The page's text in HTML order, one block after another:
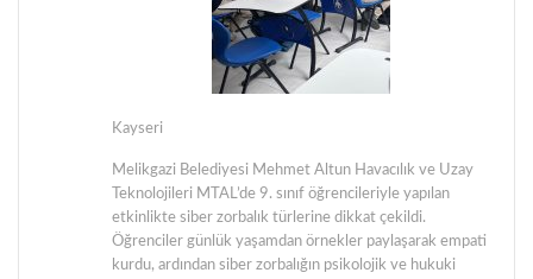
Kayseri
Melikgazi Belediyesi Mehmet Altun Havacılık ve Uzay
Teknolojileri MTAL’de 9. sınıf öğrencileriyle yapılan
etkinlikte siber zorbalık türlerine dikkat çekildi.
Öğrenciler günlük yaşamdan örnekler paylaşarak empati
kurdu, ardından siber zorbalığın psikolojik ve hukuki